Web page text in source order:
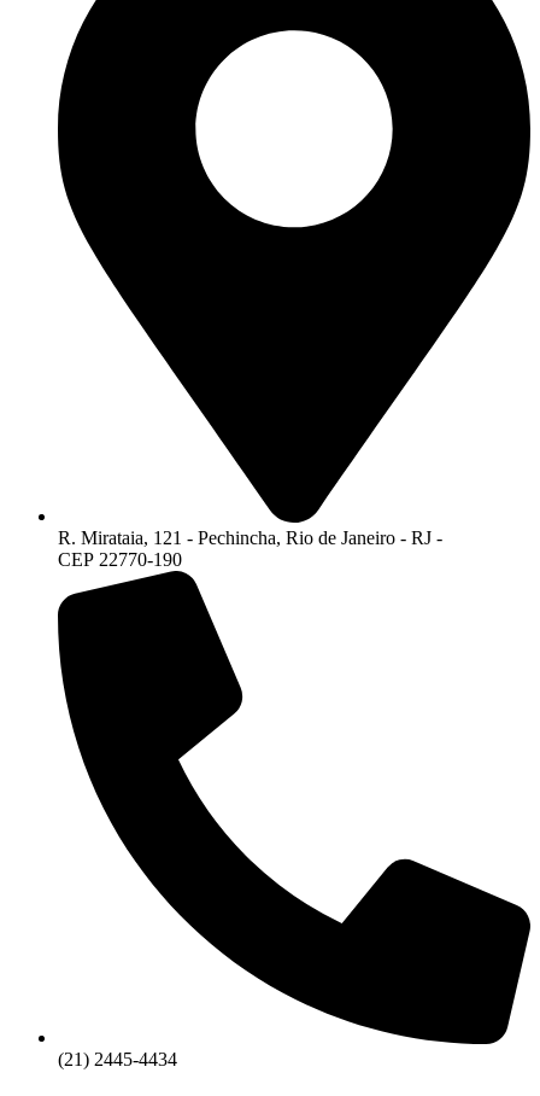
R. Mirataia, 121 - Pechincha, Rio de Janeiro - RJ -
CEP 22770-190
(21) 2445-4434